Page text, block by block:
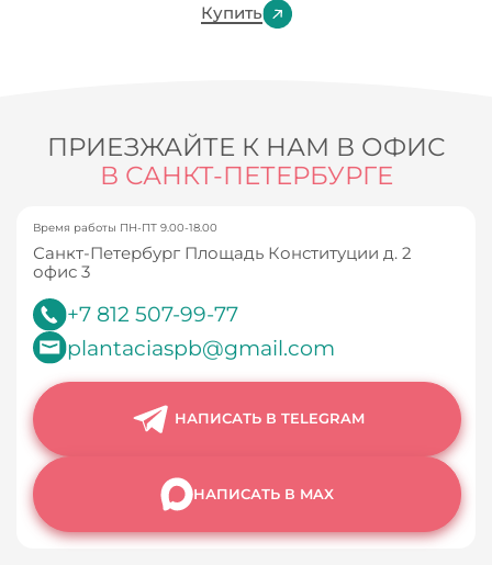
Купить
ПРИЕЗЖАЙТЕ К НАМ В ОФИС
В САНКТ-ПЕТЕРБУРГЕ
Время работы ПН-ПТ 9.00-18.00
Санкт-Петербург Площадь Конституции д. 2
офис 3
+7 812 507-99-77
plantaciaspb@gmail.com
НАПИСАТЬ В TELEGRAM
НАПИСАТЬ В MAX